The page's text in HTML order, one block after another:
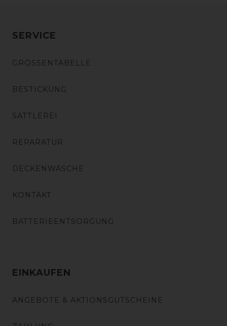
SERVICE
GRÖSSENTABELLE
BESTICKUNG
SATTLEREI
REPARATUR
DECKENWÄSCHE
KONTAKT
BATTERIEENTSORGUNG
EINKAUFEN
ANGEBOTE & AKTIONSGUTSCHEINE